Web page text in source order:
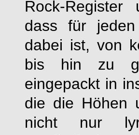
Rock-
dass für jeden
dabei ist, von
bis hin zu
eingepackt in
die die Höhen
nicht nur